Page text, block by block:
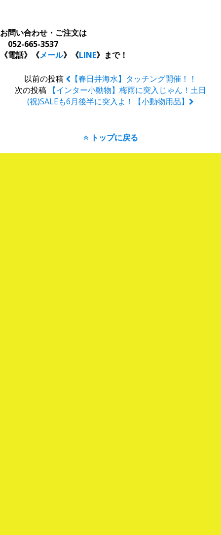
お問い合わせ・ご注文は
052-665-3537
《電話》《メール》 《LINE》 まで！
以前の投稿
【春日井海水】タッチング開催！！
次の投稿
【インター小動物】梅雨に突入じゃん！土日
(祝)SALEも6月後半に突入よ！【小動物用品】
トップに戻る